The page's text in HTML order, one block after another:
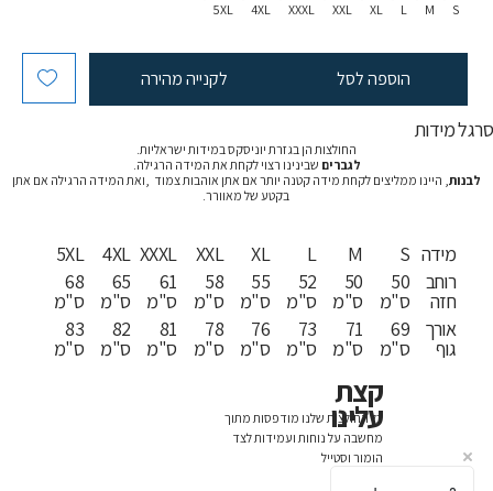
S
M
L
XL
XXL
XXXL
4XL
5XL
הוספה לסל לקנייה מהירה
סרגל מידות
החולצות הן בגזרת יוניסקס במידות ישראליות.
לגברים שבינינו רצוי לקחת את המידה הרגילה.
לבנות, היינו ממליצים לקחת מידה קטנה יותר אם אתן אוהבות צמוד ,ואת המידה הרגילה אם אתן
בקטע של מאוורר.
5XL
68
ס"מ
83
ס"מ
4XL
65
ס"מ
82
ס"מ
XXXL
61
ס"מ
81
ס"מ
XXL
58
ס"מ
78
ס"מ
XL
55
ס"מ
76
ס"מ
L
52
ס"מ
73
ס"מ
M
50
ס"מ
71
ס"מ
S
50
ס"מ
69
ס"מ
מידה
רוחב
חזה
אורך
גוף
כל החולצות שלנו מודפסות מתוך
מחשבה על נוחות ועמידות לצד
הומור וסטייל
קצת
עלינו